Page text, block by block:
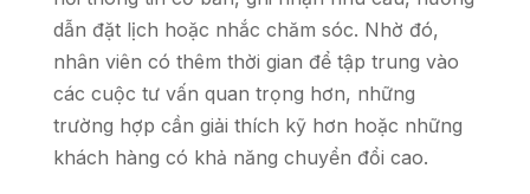
dẫn đặt lịch hoặc nhắc chăm sóc. Nhờ đó,
nhân viên có thêm thời gian để tập trung vào
các cuộc tư vấn quan trọng hơn, những
trường hợp cần giải thích kỹ hơn hoặc những
khách hàng có khả năng chuyển đổi cao.